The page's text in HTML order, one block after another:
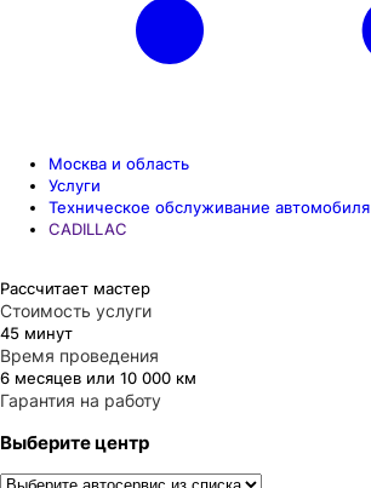
Москва и область
Услуги
Техническое обслуживание автомобиля
CADILLAC
Рассчитает мастер
Стоимость услуги
45 минут
Время проведения
6 месяцев или 10 000 км
Гарантия на работу
Выберите центр